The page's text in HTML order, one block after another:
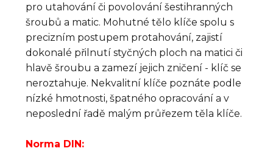
pro utahování či povolování šestihranných
šroubů a matic. Mohutné tělo klíče spolu s
precizním postupem protahování, zajistí
dokonalé přilnutí styčných ploch na matici či
hlavě šroubu a zamezí jejich zničení - klíč se
neroztahuje. Nekvalitní klíče poznáte podle
nízké hmotnosti, špatného opracování a v
neposlední řadě malým průřezem těla klíče.
Norma DIN: